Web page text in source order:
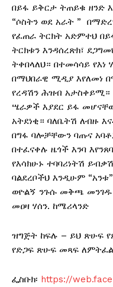
በይፋ ይቅርታ ትጠይቁ ዘንድ
“ሶስትን ወደ አራት ”
የፈጠራ ትርክት አድምተህ
ትርክቱን እንዳሰረጽክ፣
ትቀበላለህ። በተመሳሳይ
በማህበራዊ ሚዲያ እየለመነ
የረዳሽን ሕዝብ
ሤራዎች እያደር ይፋ
አትደነቂ። ባለቤትሽ ለብዙ
በግፋ ባሎቻቸውን ባጡና
በተፈናቀሉ ዜጎች እንባ
የእሳክሁኑ ተባባሪነትሽ
ባልደረቦችህ እንዲሁም
ወዮልኝ ንጉሱ መቅጫ
መዐዛ ሃሰን. ከሜሪላንድ
ዝግጅት ከፍሉ – ይህ ጽሁፍ
የድጋፍ ጽሁፍ መጻፍ
ፌስቡክ፡ https://